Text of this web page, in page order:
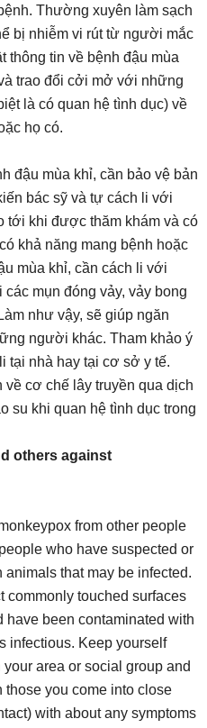
Thường xuyên làm sạch
bị nhiễm vi rút từ người mắc
thông tin về bệnh đậu mùa
trao đổi cởi mở với những
là có quan hệ tình dục) về
họ có.
đậu mùa khỉ, cần bảo vệ bản
bác sỹ và tự cách li với
tới khi được thăm khám và có
khả năng mang bệnh hoặc
mùa khỉ, cần cách li với
mụn đóng vảy, vảy bong
như vậy, sẽ giúp ngăn
người khác. Tham khảo ý
tại nhà hay tại cơ sở y tế.
cơ chế lây truyền qua dịch
su khi quan hệ tình dục trong
others against
from other people
who have suspected or
that may be infected.
commonly touched surfaces
have been contaminated with
infectious. Keep yourself
area or social group and
those you come into close
with about any symptoms